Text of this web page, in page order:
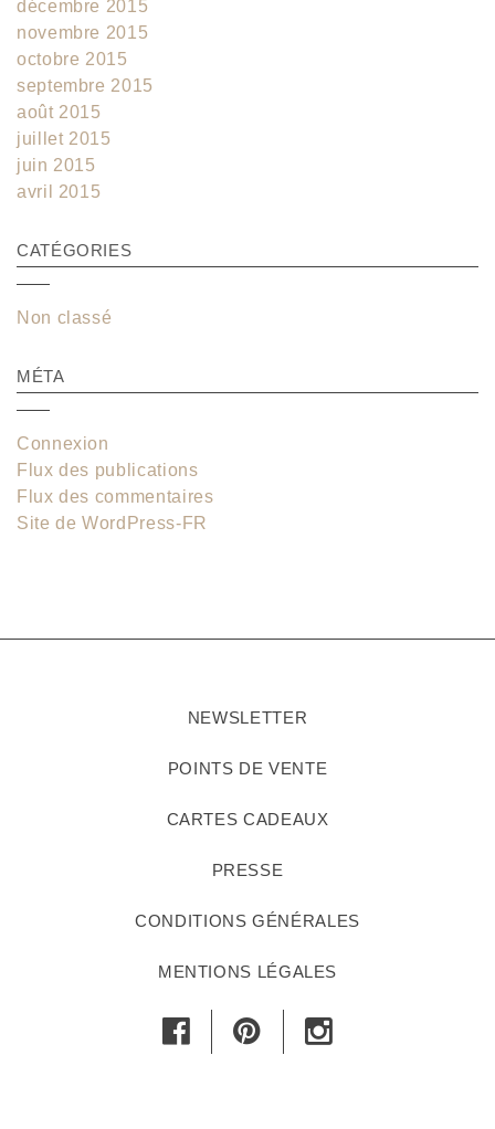
décembre 2015
novembre 2015
octobre 2015
septembre 2015
août 2015
juillet 2015
juin 2015
avril 2015
CATÉGORIES
Non classé
MÉTA
Connexion
Flux des publications
Flux des commentaires
Site de WordPress-FR
NEWSLETTER
POINTS DE VENTE
CARTES CADEAUX
PRESSE
CONDITIONS GÉNÉRALES
MENTIONS LÉGALES